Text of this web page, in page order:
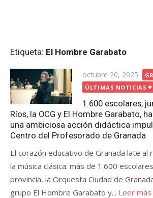
Etiqueta: El Hombre Garabato
Publicada
el
octubre 20, 2025
ÚLTIMAS NOTICIAS
1.600 escolares,
Ríos, la OCG y El Hombre Garabato,
una ambiciosa acción didáctica
Centro del Profesorado de Granada
El corazón educativo de Granada late al
la música clásica: más de 1.600
provincia, la Orquesta Ciudad de
grupo El Hombre Garabato y... Leer más